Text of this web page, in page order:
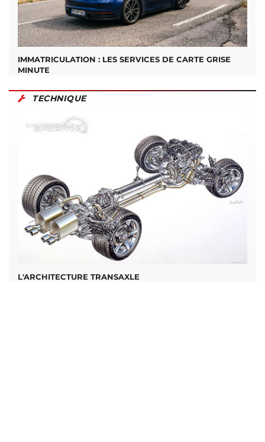
IMMATRICULATION : LES SERVICES DE CARTE GRISE
MINUTE
TECHNIQUE
L'ARCHITECTURE TRANSAXLE